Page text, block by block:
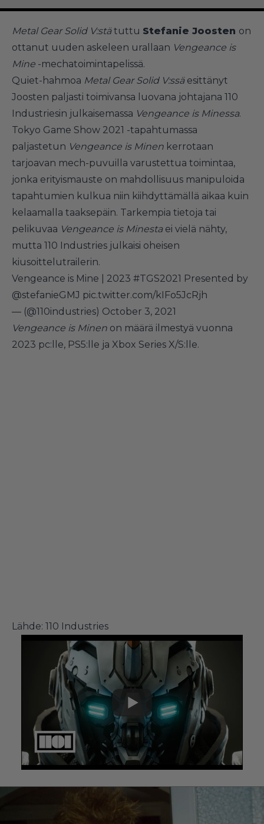
Metal Gear Solid V:stätuttu Stefanie Joosten on
ottanut uuden askeleen urallaan Vengeance is
Mine -mechatoimintapelissä.
Quiet-hahmoa Metal Gear Solid V:ssä esittänyt
Joosten paljasti toimivansa luovana johtajana 110
Industriesin julkaisemassa Vengeance is Minessa.
Tokyo Game Show 2021 -tapahtumassa
paljastetun Vengeance is Minen kerrotaan
tarjoavan mech-puvuilla varustettua toimintaa,
jonka erityismauste on mahdollisuus manipuloida
tapahtumien kulkua niin kiihdyttämällä aikaa kuin
kelaamalla taaksepäin. Tarkempia tietoja tai
pelikuvaa Vengeance is Minesta ei vielä nähty,
mutta 110 Industries julkaisi oheisen
kiusoittelutrailerin.
Vengeance is Mine | 2023 #TGS2021 Presented by
@stefanieGMJ pic.twitter.com/kIFo5JcRjh
— (@110industries) October 3, 2021
Vengeance is Minen on määrä ilmestyä vuonna
2023 pc:lle, PS5:lle ja Xbox Series X/S:lle.
Lähde: 110 Industries